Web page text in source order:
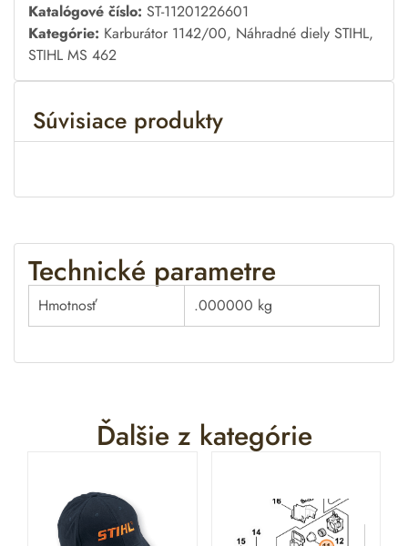
A
l
t
e
n
a
Katalógové číslo: ST-11201226601
Kategórie: Karburátor 1142/00, Náhradné diely STIHL,
STIHL MS 462
Súvisiace produkty
Technické parametre
Hmotnosť .000000 kg
Ďalšie z kategórie